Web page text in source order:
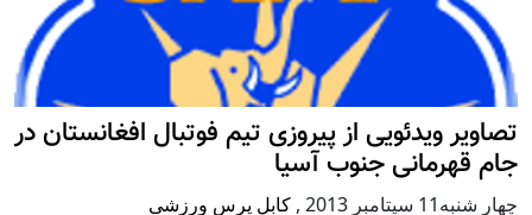
تصاویر ویدئویی از پیروزی تیم فوتبال افغانستان در
جام قهرمانی جنوب آسیا
چهار شنبه11 سپتامبر 2013 , کابل پرس ورزشی